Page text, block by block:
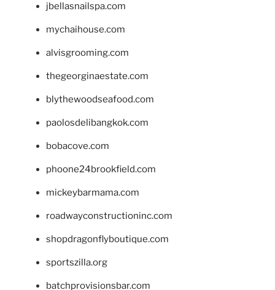
jbellasnailspa.com
mychaihouse.com
alvisgrooming.com
thegeorginaestate.com
blythewoodseafood.com
paolosdelibangkok.com
bobacove.com
phoone24brookfield.com
mickeybarmama.com
roadwayconstructioninc.com
shopdragonflyboutique.com
sportszilla.org
batchprovisionsbar.com